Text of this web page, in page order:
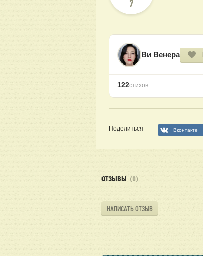
7
Ви Венера
122стихов
Поделиться Вконтакте
ОТЗЫВЫ (0)
НАПИСАТЬ ОТЗЫВ